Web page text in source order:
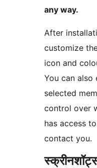
any way.
After
customize
icon and
You can also
selected
control over
has access
contact you.